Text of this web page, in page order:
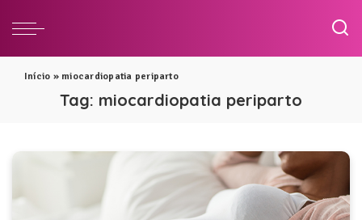
Início » miocardiopatia periparto
Tag: miocardiopatia periparto